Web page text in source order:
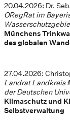
20.04.2026: Dr.
ORegRat im
Münchens
des globalen
27.04.2026:
Landrat Landkreis
der Deutschen
Klimaschutz und
Selbstverwaltung